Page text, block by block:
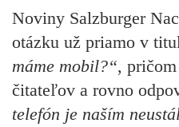
Noviny Salzburger
otázku už priamo v
máme mobil?“,
čitateľov a rovno
telefón je naším